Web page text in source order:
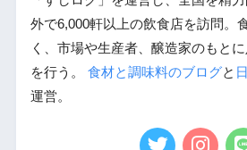
外で6,000軒以上の飲食店を訪問。
く、市場や生産者、醸造家のもと
を行う。 食材と調味料のブログと
運営。